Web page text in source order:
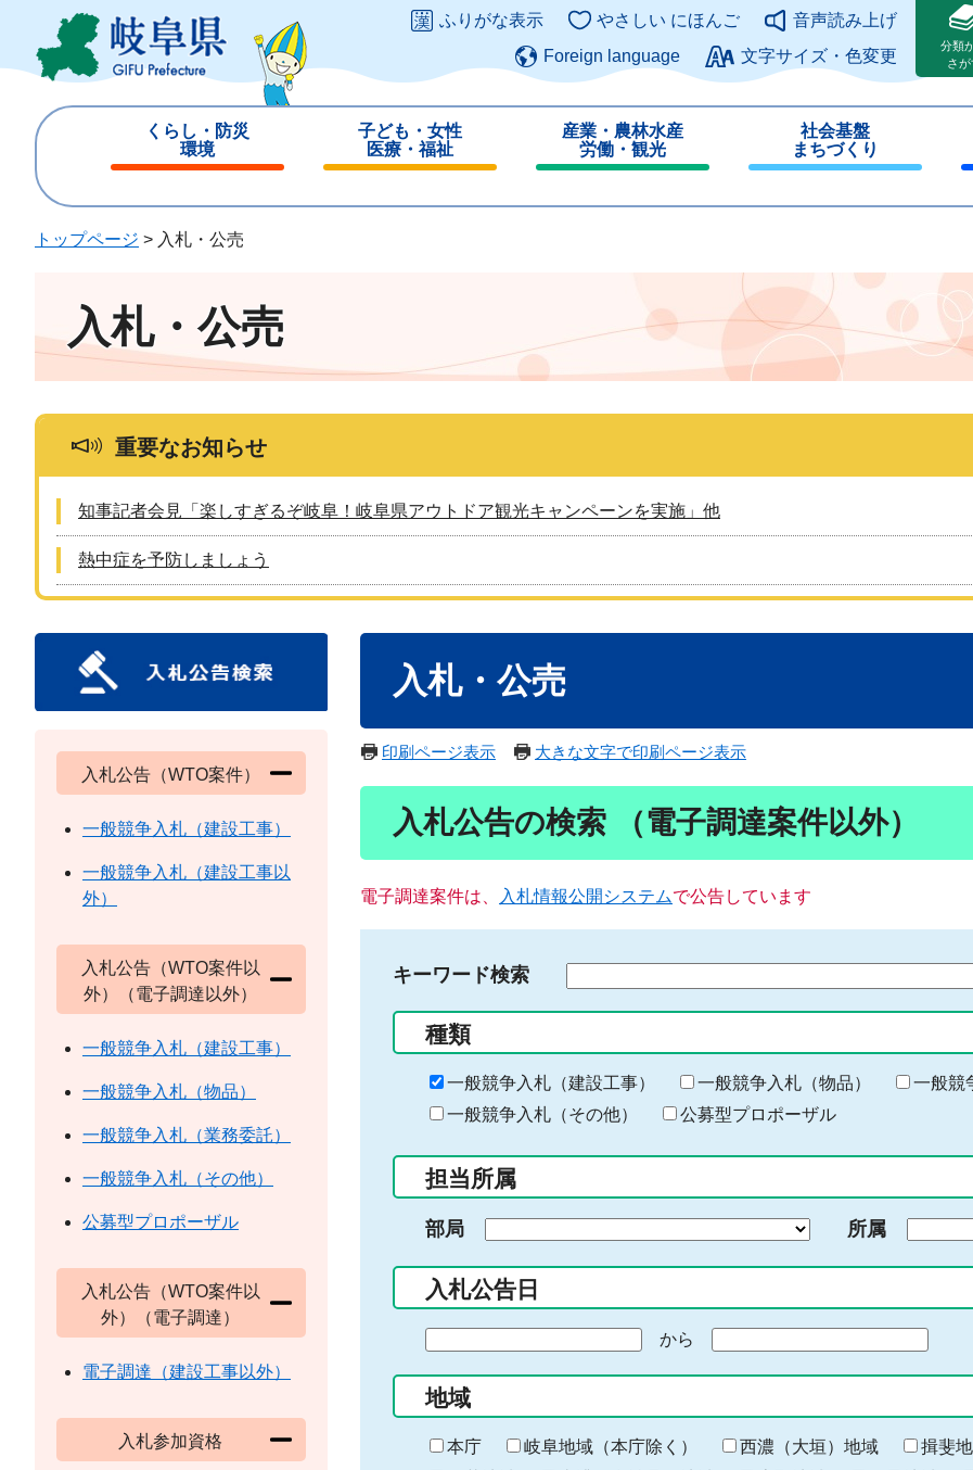
ジ
ュ
このページの本文へ
ふりがな表示 やさしい にほんご
音声読み上げ
Foreign language
文字サイズ・色変更
分類
さが
くらし・防災
環境
じ
子ども・女性
医療・福祉
じ
産業・農林水産
労働・観光
じ
社会基盤
まちづくり
じ
トップページ > 入札・公売
入札・公売
重要なお知らせ
知事記者会見「楽しすぎるぞ岐阜！岐阜県アウトドア観光キャンペーンを実施」他
熱中症を予防しましょう
入札・公売
印刷ページ表示 大きな文字で印刷ページ表示
入札公告の検索 （電子調達案件以外）
電子調達案件は、 入札情報公開システムで公告しています
キーワード検索
る
キ
ー
ー
入
力
種類
一般競争入札（建設工事） 一般競争入札（物品）
一般競
一般競争入札（その他）
公募型プロポーザル
担当所属
部局 所属
入札公告日
の
始
ま
から
終
わ
地域
本庁 岐阜地域（本庁除く） 西濃（大垣）地域 揖斐
入札公告（WTO案件）
一般競争入札（建設工事）
一般競争入札（建設工事以
外）
入札公告（WTO案件以
外）（電子調達以外）
一般競争入札（建設工事）
一般競争入札（物品）
一般競争入札（業務委託）
一般競争入札（その他）
公募型プロポーザル
入札公告（WTO案件以
外）（電子調達）
電子調達（建設工事以外）
入札参加資格